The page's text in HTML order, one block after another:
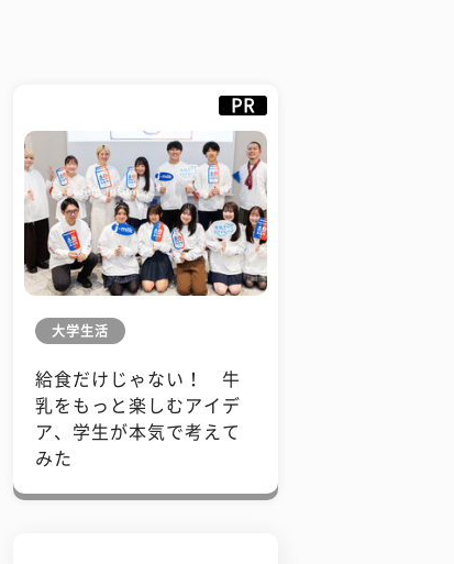
PR
大学生活
給食だけじゃない！ 牛
乳をもっと楽しむアイデ
ア、学生が本気で考えて
みた